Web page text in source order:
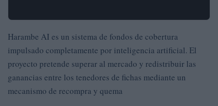
Harambe AI es un sistema de fondos de cobertura
impulsado completamente por inteligencia artificial. El
proyecto pretende superar al mercado y redistribuir las
ganancias entre los tenedores de fichas mediante un
mecanismo de recompra y quema